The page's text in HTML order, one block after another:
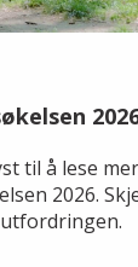
til å lese
2026.